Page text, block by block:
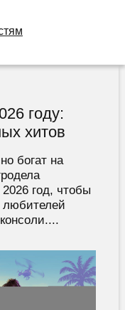
году:
хитов
богат на
год, чтобы
любителей